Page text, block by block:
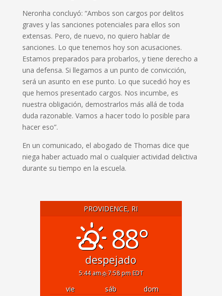
Neronha concluyó: “Ambos son cargos por delitos
graves y las sanciones potenciales para ellos son
extensas. Pero, de nuevo, no quiero hablar de
sanciones. Lo que tenemos hoy son acusaciones.
Estamos preparados para probarlos, y tiene derecho a
una defensa. Si llegamos a un punto de convicción,
será un asunto en ese punto. Lo que sucedió hoy es
que hemos presentado cargos. Nos incumbe, es
nuestra obligación, demostrarlos más allá de toda
duda razonable. Vamos a hacer todo lo posible para
hacer eso”.
En un comunicado, el abogado de Thomas dice que
niega haber actuado mal o cualquier actividad delictiva
durante su tiempo en la escuela.
PROVIDENCE, RI
88°
despejado
5:44 am 7:58 pm EDT
vie sáb
dom